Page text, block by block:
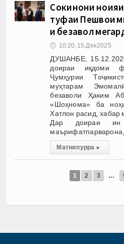
Сокинони
туҳфаи Пешвои
и безавол
🕔 10:20, 15.Дек 2025
ДУШАНБЕ,
доираи иқдоми
Ҷумҳурии
муҳтарам
безаволи Ҳаким
«Шоҳнома» ба
Хатлон расид,
Дар доираи ин
маърифатпарварона
Матни пурра ▸
1 2 3 …